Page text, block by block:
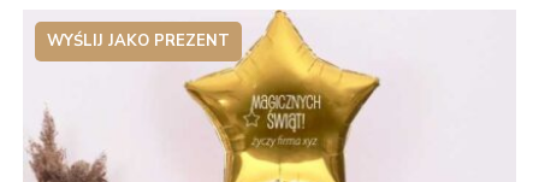
WYŚLIJ JAKO PREZENT